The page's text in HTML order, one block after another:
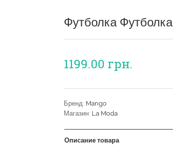
Футболка
1199.00 грн.
Бренд: Mango
Магазин: La Moda
Описание товара